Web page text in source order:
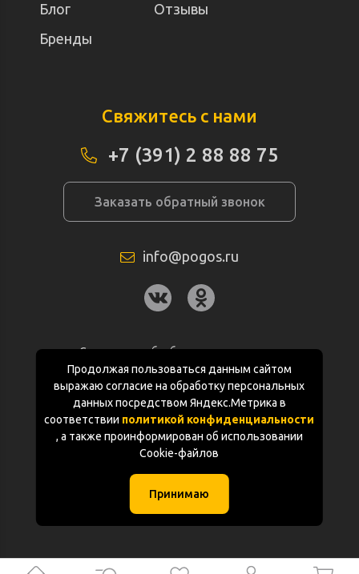
Продолжая пользоваться данным сайтом
выражаю согласие на обработку персональных
данных посредством Яндекс.Метрика в
соответствии политикой конфиденциальности
, а также проинформирован об использовании
Cookie-файлов
Принимаю
Блог
Отзывы
Бренды
Свяжитесь с нами
+7 (391) 2 88 88 75
Заказать обратный звонок
info@pogos.ru
Согласие на обработку персональных
данных
Политика конфиденциальности
Документация
(с) «POGOS.ru» 2010-2026 (ИП Чивчян М.Р.)